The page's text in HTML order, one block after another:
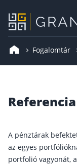
Fogalomtár
A pénztárak
az egyes
portfolió vagyonát,